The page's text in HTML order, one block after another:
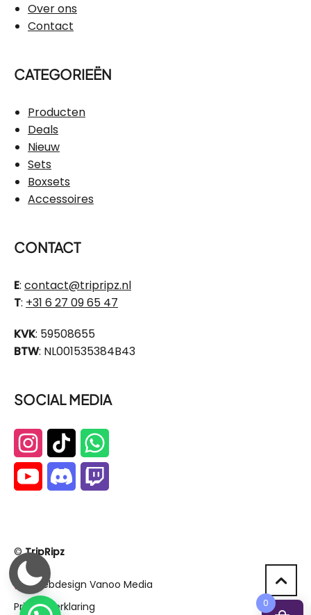
Over ons
Contact
CATEGORIEËN
Producten
Deals
Nieuw
Sets
Boxsets
Accessoires
CONTACT
E: contact@tripripz.nl
T: +31 6 27 09 65 47
KVK: 59508655
BTW: NL001535384B43
SOCIAL MEDIA
©TripRipz
Webdesign Vanoo Media
Privacyverklaring
0